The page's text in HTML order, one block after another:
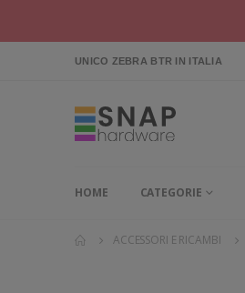
UNICO ZEBRA BTR IN ITALIA
HOME CATEGORIE
ACCESSORI E RICAMBI